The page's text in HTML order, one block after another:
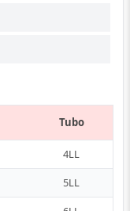
Tubo
4LL
5LL